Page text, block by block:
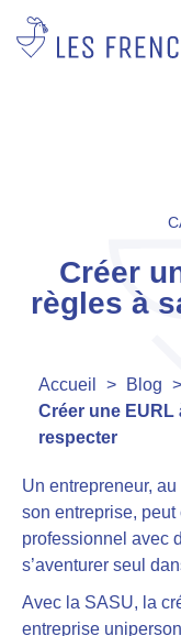
Créer
règles à
Accueil > Blog >
Créer une EURL
respecter
Un entrepreneur,
son entreprise,
professionnel avec
s’aventurer seul
Avec la SASU, la
entreprise